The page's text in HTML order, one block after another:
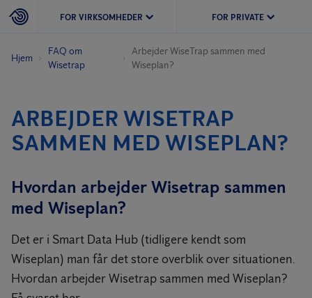
FOR VIRKSOMHEDER FOR PRIVATE
Hjem
FAQ om
Wisetrap
Arbejder WiseTrap sammen med
Wiseplan?
ARBEJDER WISETRAP
SAMMEN MED WISEPLAN?
Hvordan arbejder Wisetrap sammen
med Wiseplan?
Det er i Smart Data Hub (tidligere kendt som
Wiseplan) man får det store overblik over situationen.
Hvordan arbejder Wisetrap sammen med Wiseplan?